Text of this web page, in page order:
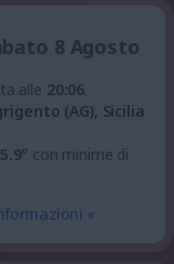
8 Agosto
alle 20:06.
(AG), Sicilia
° con minime di
«